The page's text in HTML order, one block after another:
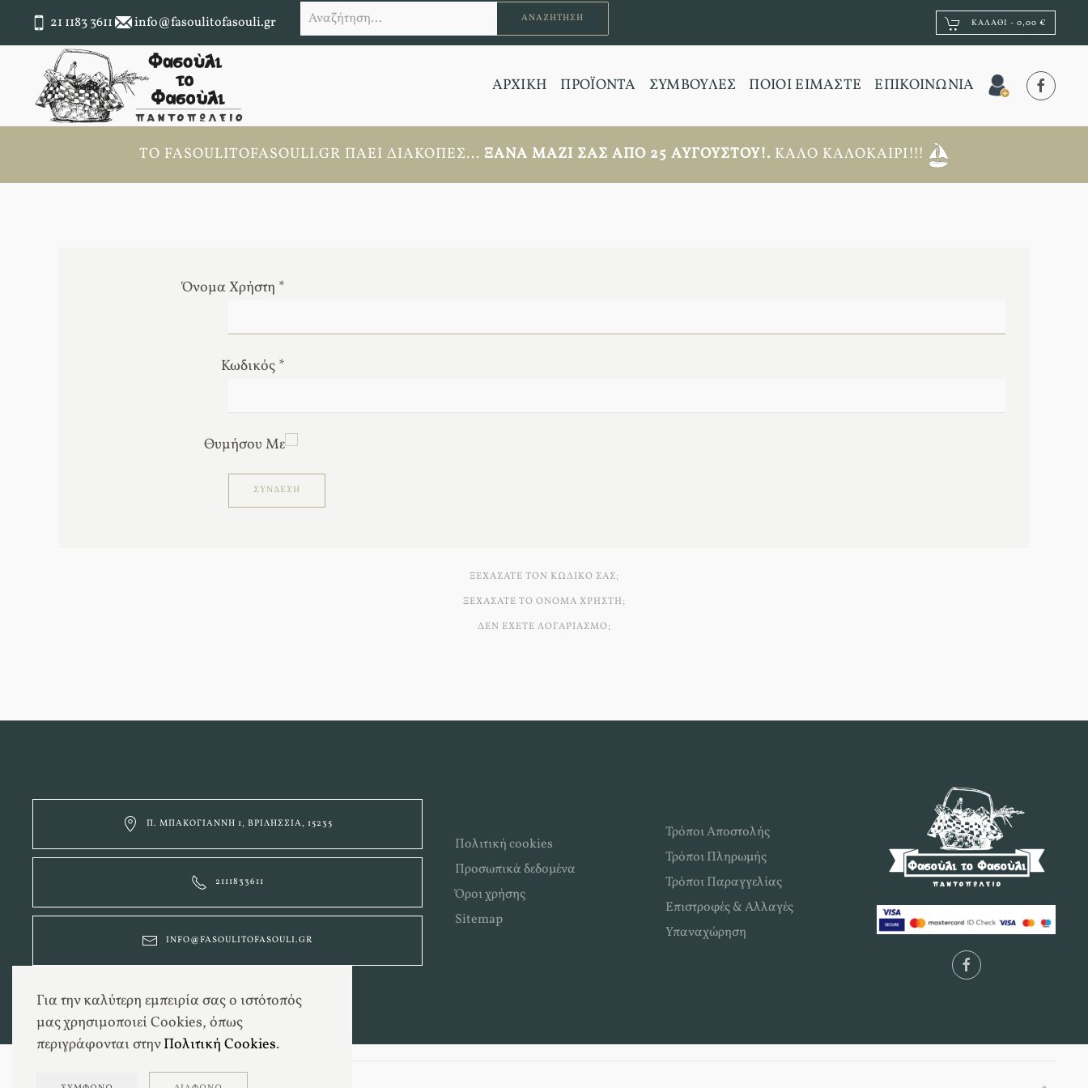
21 1183 3611 info@fasoulitofasouli.gr ΑΝΑΖΉΤΗΣΗ ΚΑΛΆΘΙ - 0,00 €
ΑΡΧΙΚΗ ΠΡΟΪΟΝΤΑ ΣΥΜΒΟΥΛΕΣ ΠΟΙΟΙ ΕΙΜΑΣΤΕ ΕΠΙΚΟΙΝΩΝΙΑ
ΤΟ FASOULITOFASOULI.GR ΠΆΕΙ ΔΙΑΚΟΠΈΣ... ΞΑΝΆ ΜΑΖΊ ΣΑΣ ΑΠΟ 25 ΑΥΓΟΎΣΤΟΥ!. ΚΑΛΌ ΚΑΛΟΚΑΊΡΙ!!!
Όνομα Χρήστη *
Κωδικός *
Θυμήσου Με
ΣΎΝΔΕΣΗ
ΞΕΧΆΣΑΤΕ ΤΟΝ ΚΩΔΙΚΌ ΣΑΣ;
ΞΕΧΆΣΑΤΕ ΤΟ ΌΝΟΜΑ ΧΡΉΣΤΗ;
ΔΕΝ ΈΧΕΤΕ ΛΟΓΑΡΙΑΣΜΌ;
Π. ΜΠΑΚΟΓΙΆΝΝΗ 1, ΒΡΙΛΉΣΣΙΑ, 15235
2111833611
INFO@FASOULITOFASOULI.GR
Πολιτική cookies
Προσωπικά δεδομένα
Όροι χρήσης
Sitemap
Τρόποι Αποστολής
Τρόποι Πληρωμής
Τρόποι Παραγγελίας
Επιστροφές & Αλλαγές
Υπαναχώρηση
Για την καλύτερη εμπειρία σας ο ιστότοπός
μας χρησιμοποιεί Cookies, όπως
περιγράφονται στηνΠολιτική Cookies.